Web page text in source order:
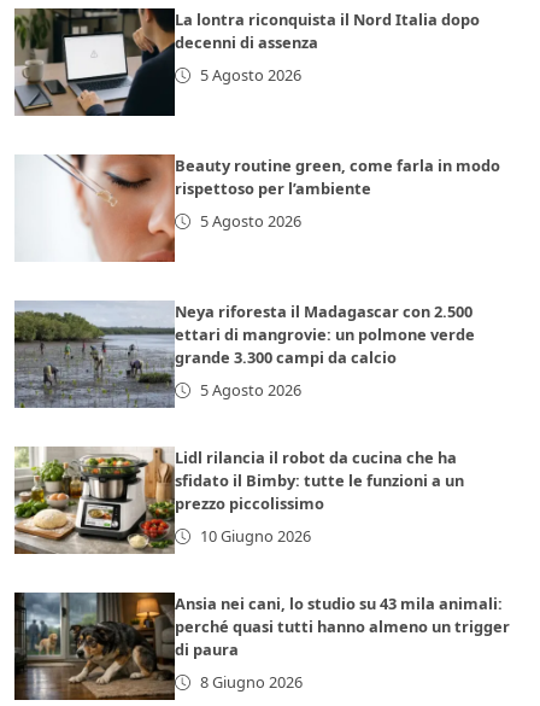
La lontra riconquista il Nord Italia dopo
decenni di assenza
5 Agosto 2026
Beauty routine green, come farla in modo
rispettoso per l’ambiente
5 Agosto 2026
Neya riforesta il Madagascar con 2.500
ettari di mangrovie: un polmone verde
grande 3.300 campi da calcio
5 Agosto 2026
Lidl rilancia il robot da cucina che ha
sfidato il Bimby: tutte le funzioni a un
prezzo piccolissimo
10 Giugno 2026
Ansia nei cani, lo studio su 43 mila animali:
perché quasi tutti hanno almeno un trigger
di paura
8 Giugno 2026